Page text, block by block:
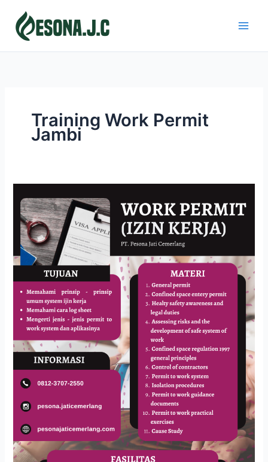
content
Training Work Permit
Jambi
PERMIT